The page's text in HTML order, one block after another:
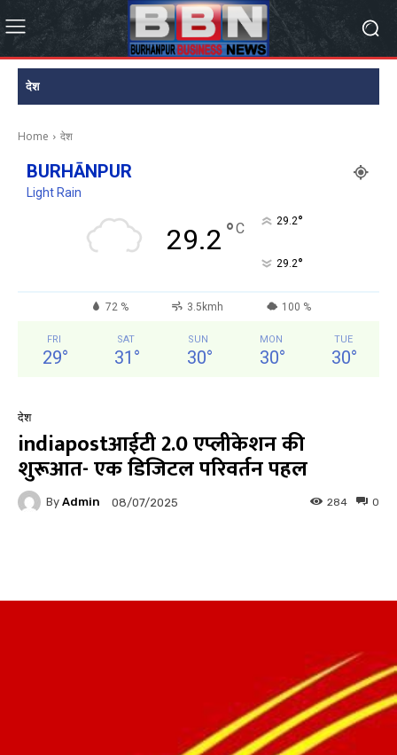
देश
Home देश
BURHĀNPUR
Light Rain
29.2 °C 29.2°
29.2°
72 % 3.5kmh 100 %
FRI
29°
SAT
31 °
SUN
30°
MON
30°
TUE
30°
देश
indiapostआईटी 2.0 एप्लीकेशन की
शुरूआत- एक डिजिटल परिवर्तन पहल
By Admin 08/07/2025 0
284